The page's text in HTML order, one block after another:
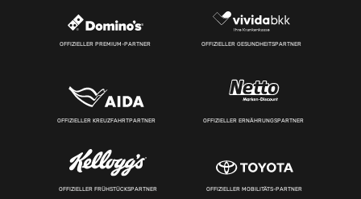
OFFIZIELLER PREMIUM-PARTNER OFFIZIELLER GESUNDHEITSPARTNER
OFFIZIELLER KREUZFAHRTPARTNER OFFIZIELLER ERNÄHRUNGSPARTNER
OFFIZIELLER FRÜHSTÜCKSPARTNER OFFIZIELLER MOBILITÄTS-PARTNER